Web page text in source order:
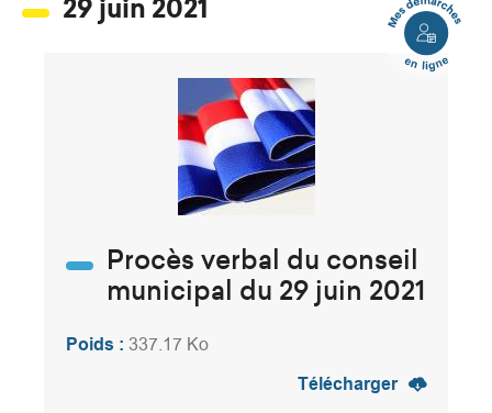
démarches
29 juin 2021
Procès verbal du conseil
municipal du 29 juin 2021
Poids : 337.17 Ko
Télécharger